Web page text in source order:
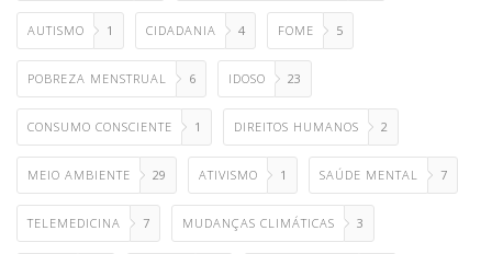
AUTISMO 1 CIDADANIA 4 FOME 5
POBREZA MENSTRUAL 6 IDOSO 23
CONSUMO CONSCIENTE 1 DIREITOS HUMANOS 2
MEIO AMBIENTE 29 ATIVISMO 1 SAÚDE MENTAL 7
TELEMEDICINA 7 MUDANÇAS CLIMÁTICAS 3